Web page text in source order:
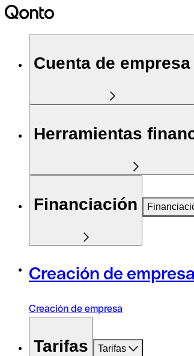
Cuenta de empresa
Herramientas
Financiación
Creación de empresa
Creación de empresa
Tarifas Tarifas